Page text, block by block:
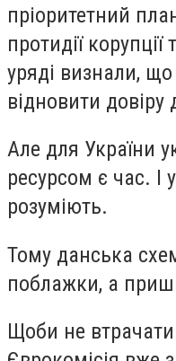
пріоритетний
протидії
уряді визнали,
відновити
Але для України
ресурсом є час. І
розуміють.
Тому данська
поблажки, а
Щоби не втрачати